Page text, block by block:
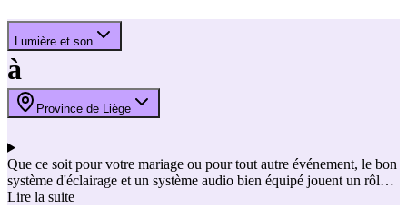
Lumière et son
à
Province de Liège
Que ce soit pour votre mariage ou pour tout autre événement, le bon
système d'éclairage et un système audio bien équipé jouent un rôle
crucial dans la création de l'atmosphère souhaitée. Amenez une
Lire la suite